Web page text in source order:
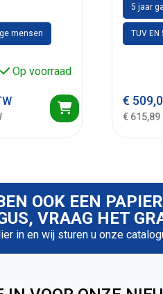
mensen
Op voorraad
5 jaar
TUV
€
€ 615,89
OOK EEN
VRAAG HET
in en wij sturen u onze